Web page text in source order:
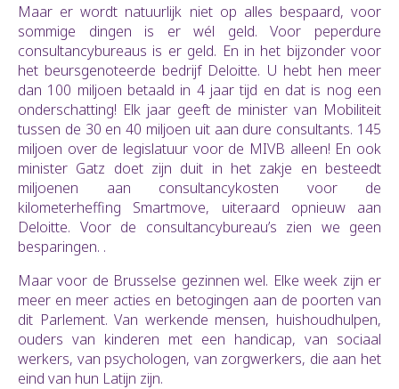
Maar er wordt natuurlijk niet op alles bespaard, voor
sommige dingen is er wél geld. Voor peperdure
consultancybureaus is er geld. En in het bijzonder voor
het beursgenoteerde bedrijf Deloitte. U hebt hen meer
dan 100 miljoen betaald in 4 jaar tijd en dat is nog een
onderschatting! Elk jaar geeft de minister van Mobiliteit
tussen de 30 en 40 miljoen uit aan dure consultants. 145
miljoen over de legislatuur voor de MIVB alleen! En ook
minister Gatz doet zijn duit in het zakje en besteedt
miljoenen aan consultancykosten voor de
kilometerheffing Smartmove, uiteraard opnieuw aan
Deloitte. Voor de consultancybureau’s zien we geen
besparingen. .
Maar voor de Brusselse gezinnen wel. Elke week zijn er
meer en meer acties en betogingen aan de poorten van
dit Parlement. Van werkende mensen, huishoudhulpen,
ouders van kinderen met een handicap, van sociaal
werkers, van psychologen, van zorgwerkers, die aan het
eind van hun Latijn zijn.